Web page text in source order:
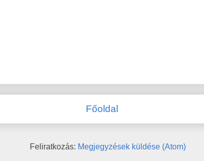
Főoldal
Feliratkozás: Megjegyzések küldése (Atom)